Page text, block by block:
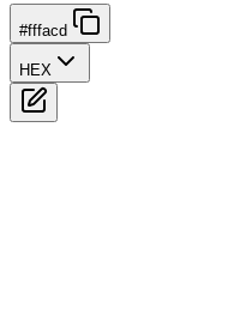
#fffacd
HEX